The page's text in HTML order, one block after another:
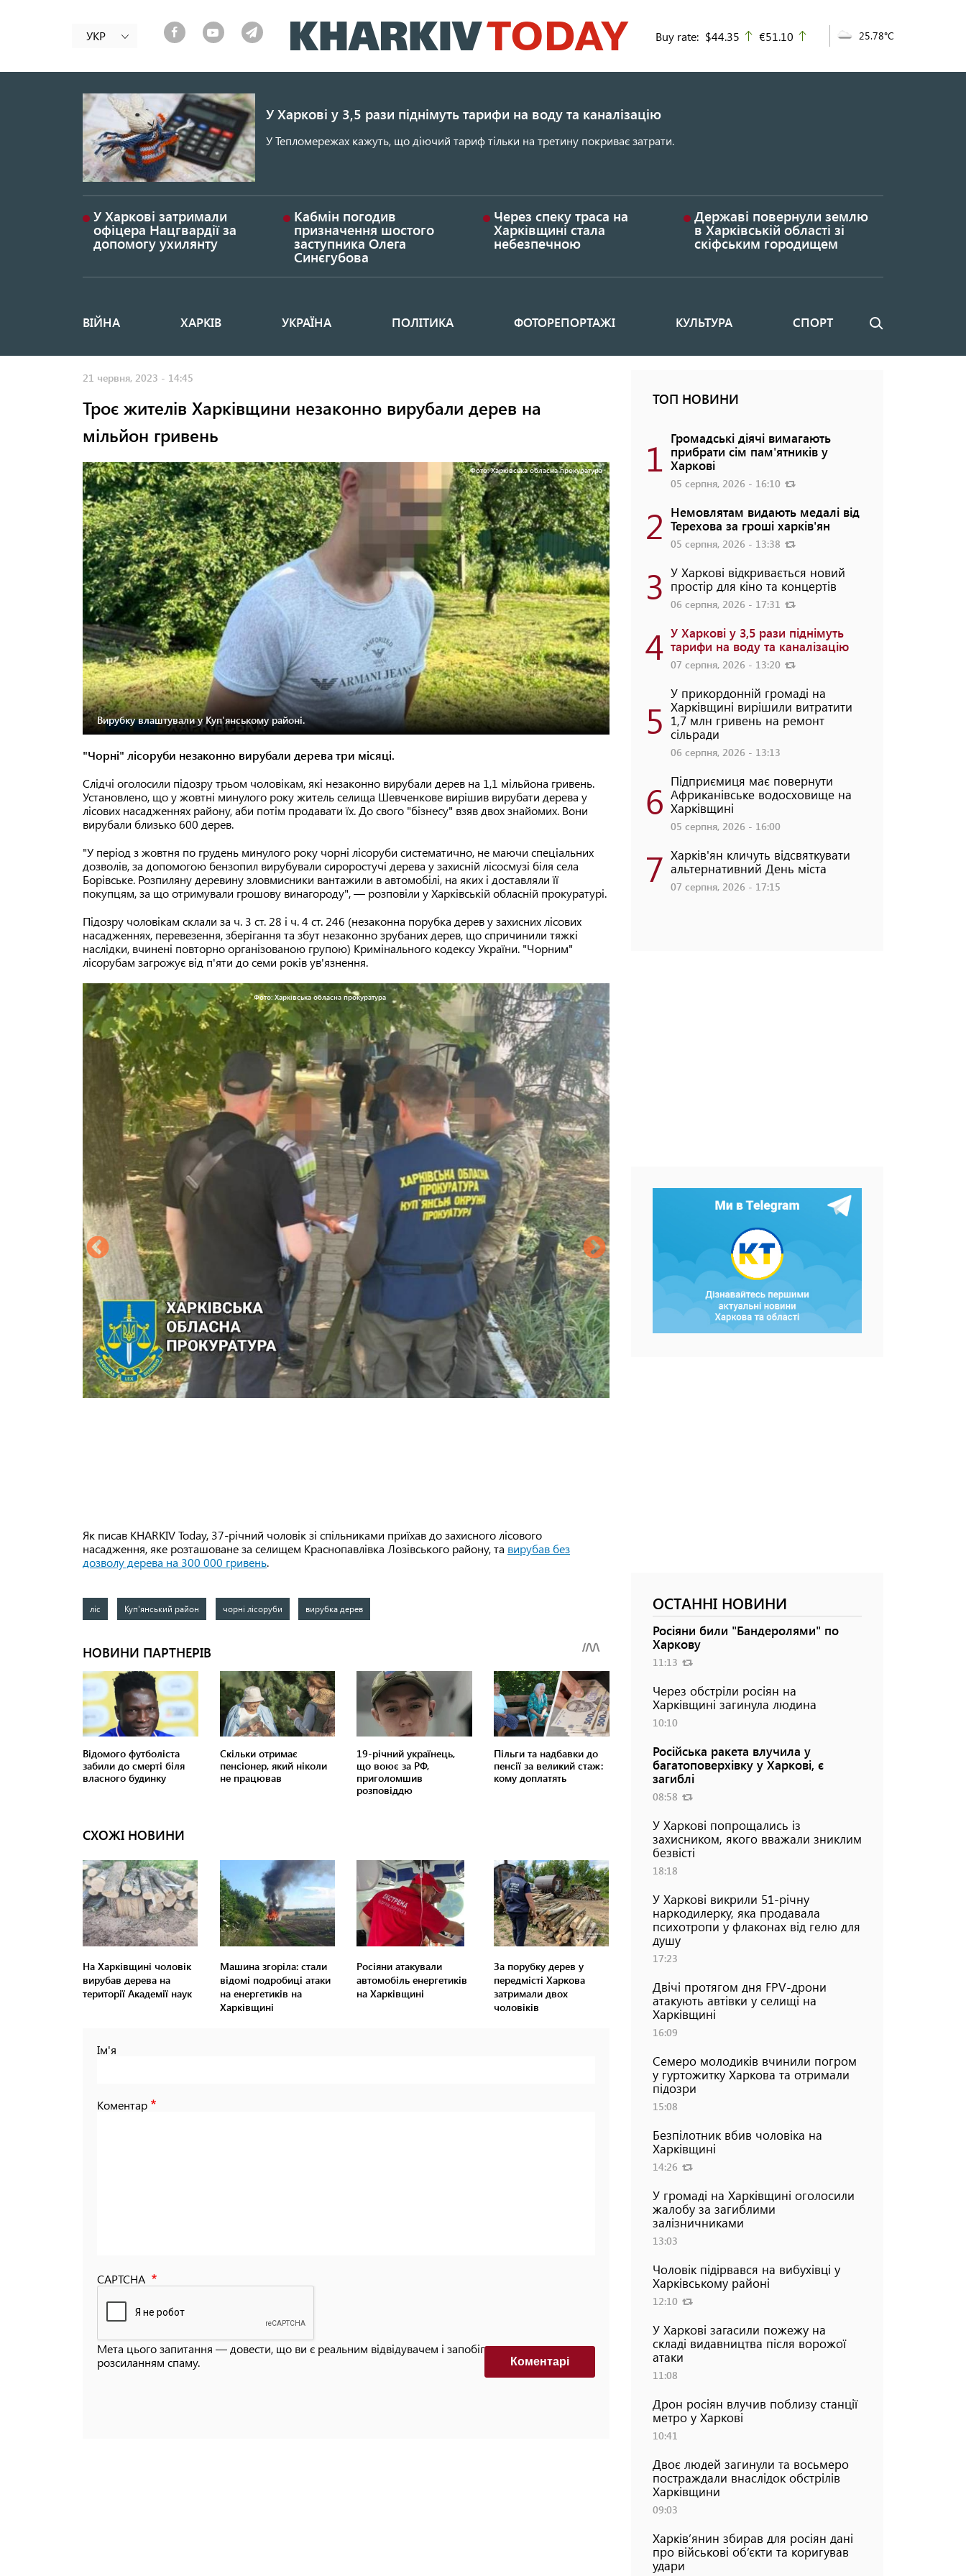
до
основного
УКР Buy rate: $44.35 up
€51.10 25.78°C
У Харкові у 3,5 рази піднімуть тарифи на воду та каналізацію
У Тепломережах кажуть, що діючий тариф тільки на третину покриває затрати.
У Харкові затримали
офіцера Нацгвардії за
допомогу ухилянту
Кабмін погодив
призначення шостого
заступника Олега
Синєгубова
Через спеку траса на
Харківщині стала
небезпечною
Державі повернули землю
в Харківській області зі
скіфським городищем
Основная
ВІЙНА ХАРКІВ УКРАЇНА ПОЛІТИКА ФОТОРЕПОРТАЖІ КУЛЬТУРА СПОРТ Пошук
21 червня, 2023 - 14:45
Троє жителів Харківщини незаконно вирубали дерев на
мільйон гривень
Фото: Харківська обласна прокуратура
Вирубку влаштували у Куп'янському районі.
"Чорні" лісоруби незаконно вирубали дерева три місяці.
Слідчі оголосили підозру трьом чоловікам, які незаконно вирубали дерев на 1,1 мільйона гривень.
Установлено, що у жовтні минулого року житель селища Шевченкове вирішив вирубати дерева у
лісових насадженнях району, аби потім продавати їх. До свого "бізнесу" взяв двох знайомих. Вони
вирубали близько 600 дерев.
"У період з жовтня по грудень минулого року чорні лісоруби систематично, не маючи спеціальних
дозволів, за допомогою бензопил вирубували сироростучі дерева у захисній лісосмузі біля села
Борівське. Розпиляну деревину зловмисники вантажили в автомобілі, на яких і доставляли її
покупцям, за що отримували грошову винагороду", — розповіли у Харківській обласній прокуратурі.
Підозру чоловікам склали за ч. 3 ст. 28 і ч. 4 ст. 246 (незаконна порубка дерев у захисних лісових
насадженнях, перевезення, зберігання та збут незаконно зрубаних дерев, що спричинили тяжкі
наслідки, вчинені повторно організованою групою) Кримінального кодексу України. "Чорним"
лісорубам загрожує від п'яти до семи років ув'язнення.
Фото: Харківська обласна прокуратура
Як писав KHARKIV Today, 37-річний чоловік зі спільниками приїхав до захисного лісового
насадження, яке розташоване за селищем Краснопавлівка Лозівського району, та вирубав без
дозволу дерева на 300 000 гривень.
ліс Куп'янський район чорні лісоруби вирубка дерев
СХОЖІ НОВИНИ
На Харківщині чоловік
вирубав дерева на
території Академії наук
Машина згоріла: стали
відомі подробиці атаки
на енергетиків на
Харківщині
Росіяни атакували
автомобіль енергетиків
на Харківщині
За порубку дерев у
передмісті Харкова
затримали двох
чоловіків
Ім'я
Коментар
CAPTCHA
Мета цього запитання — довести, що ви є реальним відвідувачем і запобігти автоматизованим
розсиланням спаму.
Коментарi
ТОП НОВИНИ
1 Громадські діячі вимагають
прибрати сім пам'ятників у
Харкові
05 серпня, 2026 - 16:10
2 Немовлятам видають медалі від
Терехова за гроші харків'ян
05 серпня, 2026 - 13:38
3 У Харкові відкривається новий
простір для кіно та концертів
06 серпня, 2026 - 17:31
4 У Харкові у 3,5 рази піднімуть
тарифи на воду та каналізацію
07 серпня, 2026 - 13:20
5
У прикордонній громаді на
Харківщині вирішили витратити
1,7 млн гривень на ремонт
сільради
06 серпня, 2026 - 13:13
6 Підприємиця має повернути
Африканівське водосховище на
Харківщині
05 серпня, 2026 - 16:00
7 Харків'ян кличуть відсвяткувати
альтернативний День міста
07 серпня, 2026 - 17:15
ОСТАННІ НОВИНИ
Росіяни били "Бандеролями" по
Харкову
11:13
Через обстріли росіян на
Харківщині загинула людина
10:10
Російська ракета влучила у
багатоповерхівку у Харкові, є
загиблі
08:58
У Харкові попрощались із
захисником, якого вважали зниклим
безвісті
18:18
У Харкові викрили 51-річну
наркодилерку, яка продавала
психотропи у флаконах від гелю для
душу
17:23
Двічі протягом дня FPV-дрони
атакують автівки у селищі на
Харківщині
16:09
Семеро молодиків вчинили погром
у гуртожитку Харкова та отримали
підозри
15:08
Безпілотник вбив чоловіка на
Харківщині
14:26
У громаді на Харківщині оголосили
жалобу за загиблими
залізничниками
13:03
Чоловік підірвався на вибухівці у
Харківському районі
12:10
У Харкові загасили пожежу на
складі видавництва після ворожої
атаки
11:08
Дрон росіян влучив поблизу станції
метро у Харкові
10:41
Двоє людей загинули та восьмеро
постраждали внаслідок обстрілів
Харківщини
09:03
Харків’янин збирав для росіян дані
про військові об’єкти та коригував
удари